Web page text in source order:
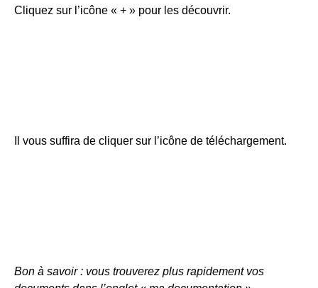
Cliquez sur l’icône « + » pour les découvrir.
Il vous suffira de cliquer sur l’icône de téléchargement.
Bon à savoir : vous trouverez plus rapidement vos